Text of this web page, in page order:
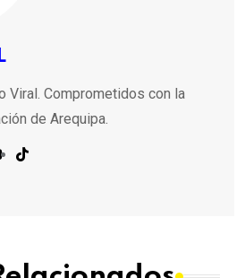
Viral. Comprometidos con la
de Arequipa.